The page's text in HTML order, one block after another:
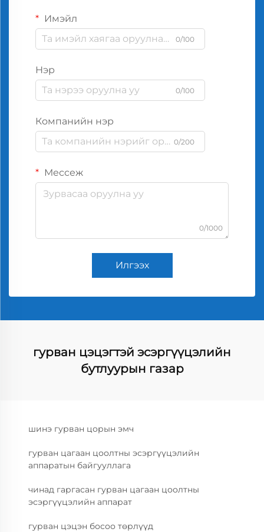
Имэйл
0/100
Нэр
0/100
Компанийн нэр
0/200
Мессеж
0/1000
Илгээх
гурван цэцэгтэй эсэргүүцэлийн
бутлуурын газар
шинэ гурван цорын эмч
гурван цагаан цоолтны эсэргүүцэлийн
аппаратын байгууллага
чинад гаргасан гурван цагаан цоолтны
эсэргүүцэлийн аппарат
гурван цэцэн босоо төрлүүд